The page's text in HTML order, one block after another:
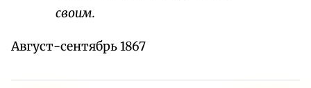
своим.
Август-сентябрь 1867